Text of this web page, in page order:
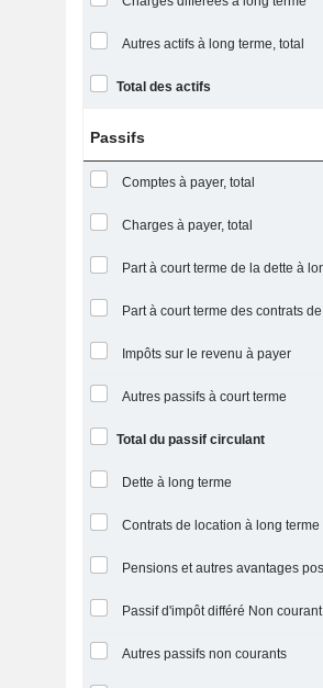
Autres actifs à long terme, total
Total des actifs
Passifs
Comptes à payer, total
Charges à payer, total
Impôts sur le revenu à payer
Autres passifs à court terme
Total du passif circulant
Dette à long terme
Contrats de location à long terme
Passif d'impôt différé Non courant
Autres passifs non courants